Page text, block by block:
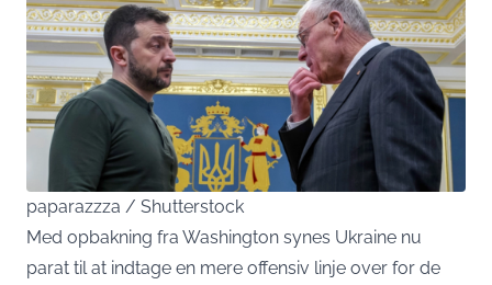
paparazzza / Shutterstock
Med opbakning fra Washington synes Ukraine nu
parat til at indtage en mere offensiv linje over for de